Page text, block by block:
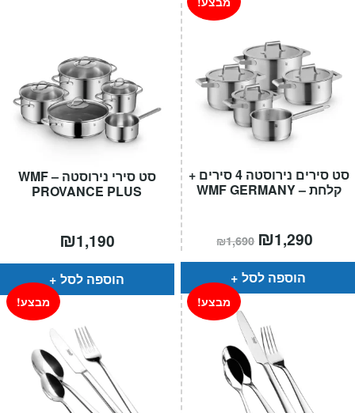
סט סירי נירוסטה – WMF
PROVANCE PLUS
₪1,190
הוספה לסל
סט סירים נירוסטה 4 סירים +
קלחת – WMF GERMANY
₪1,690 המחיר
המקורי
היה:
₪1,690.
₪1,290
הוא:
הוספה לסל
מבצע! מבצע!